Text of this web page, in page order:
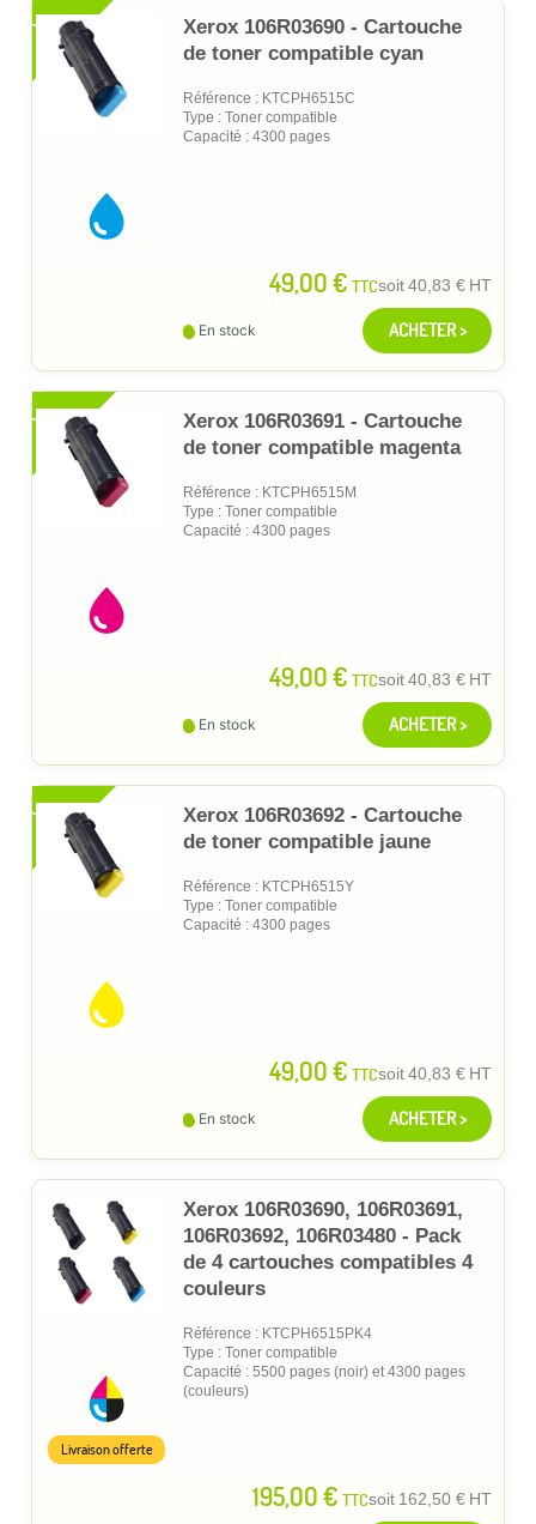
XL
Xerox 106R03690 - Cartouche
de toner compatible cyan
Référence : KTCPH6515C
Type : Toner compatible
Capacité : 4300 pages
49,00 € TTCsoit40,83 € HT
En stock ACHETER >
XL
Xerox 106R03691 - Cartouche
de toner compatible magenta
Référence : KTCPH6515M
Type : Toner compatible
Capacité : 4300 pages
49,00 € TTCsoit40,83 € HT
En stock ACHETER >
XL
Xerox 106R03692 - Cartouche
de toner compatible jaune
Référence : KTCPH6515Y
Type : Toner compatible
Capacité : 4300 pages
49,00 € TTCsoit40,83 € HT
En stock ACHETER >
Xerox 106R03690, 106R03691,
106R03692, 106R03480 - Pack
de 4 cartouches compatibles 4
couleurs
Référence : KTCPH6515PK4
Type : Toner compatible
Capacité : 5500 pages (noir) et 4300 pages
(couleurs)
195,00 € TTCsoit 162,50 € HT
Livraison offerte